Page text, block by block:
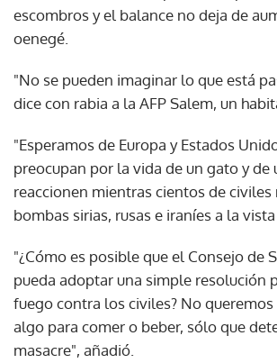
escombros y el balance no deja de
oenegé.
"No se pueden imaginar lo que está
dice con rabia a la AFP Salem, un
"Esperamos de Europa y Estados
preocupan por la vida de un gato y de
reaccionen mientras cientos de civiles
bombas sirias, rusas e iraníes a la
"¿Cómo es posible que el Consejo de
pueda adoptar una simple resolución
fuego contra los civiles? No queremos
algo para comer o beber, sólo que
masacre", añadió.